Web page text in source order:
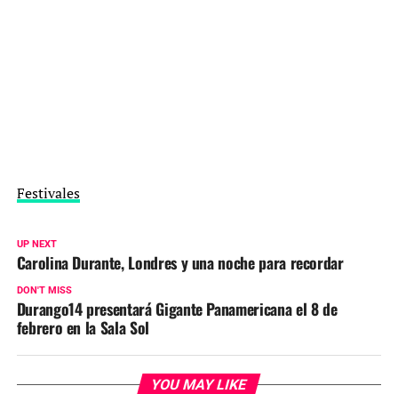
Festivales
UP NEXT
Carolina Durante, Londres y una noche para recordar
DON'T MISS
Durango14 presentará Gigante Panamericana el 8 de
febrero en la Sala Sol
YOU MAY LIKE